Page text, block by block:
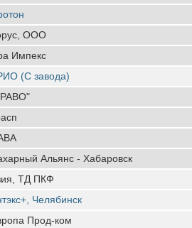
ООО
Импекс
(С завода)
Альянс - Хабаровск
ТД ПКФ
Челябинск
Прод-ком